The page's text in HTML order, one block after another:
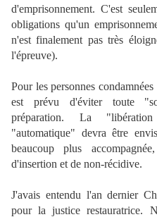
d'emprisonnement. C'est
obligations qu'un
n'est finalement pas très
l'épreuve).
Pour les personnes
est prévu d'éviter toute
préparation. La
"automatique" devra être
beaucoup plus
d'insertion et de non-récidive.
J'avais entendu l'an dernier
pour la justice restauratrice.